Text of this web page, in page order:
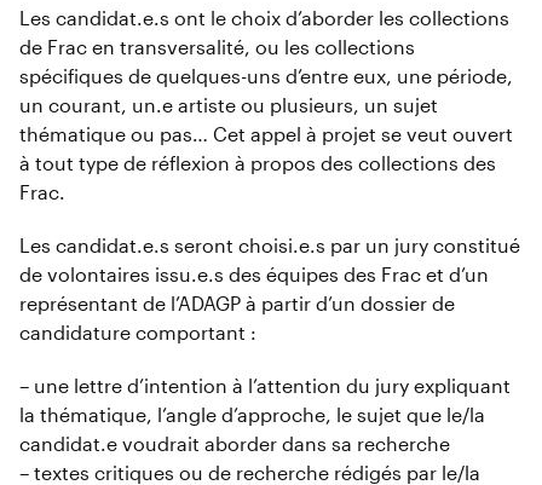
Les candidat.e.s ont le choix d’aborder les collections
de Frac en transversalité, ou les collections
spécifiques de quelques-uns d’entre eux, une période,
un courant, un.e artiste ou plusieurs, un sujet
thématique ou pas… Cet appel à projet se veut ouvert
à tout type de réflexion à propos des collections des
Frac.
Les candidat.e.s seront choisi.e.s par un jury constitué
de volontaires issu.e.s des équipes des Frac et d’un
représentant de l’ADAGP à partir d’un dossier de
candidature comportant :
– une lettre d’intention à l’attention du jury expliquant
la thématique, l’angle d’approche, le sujet que le/la
candidat.e voudrait aborder dans sa recherche
– textes critiques ou de recherche rédigés par le/la